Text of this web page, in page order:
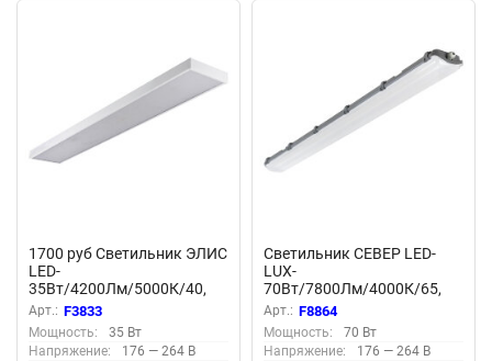
1700 руб Светильник ЭЛИС
LED-
35Вт/4200Лм/5000К/40,
прозр, 1200х180х40мм
F3833
Арт.: F3833
Мощность:
35 Вт
Напряжение:
176 — 264 В
Светильник СЕВЕР LED-
LUX-
70Вт/7800Лм/4000К/65,
опал F8864
Арт.: F8864
Мощность:
70 Вт
Напряжение:
176 — 264 В